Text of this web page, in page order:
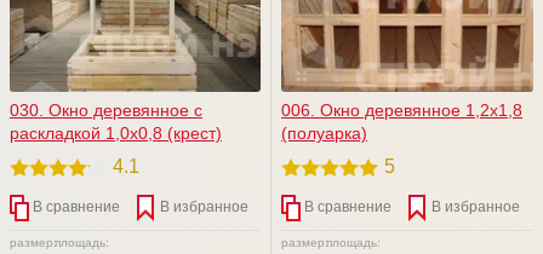
030. Окно деревянное с
раскладкой 1,0х0,8 (крест)
4.1
В сравнение В избранное
размер:площадь:
006. Окно деревянное 1,2х1,8
(полуарка)
5
В сравнение В избранное
размер:площадь: